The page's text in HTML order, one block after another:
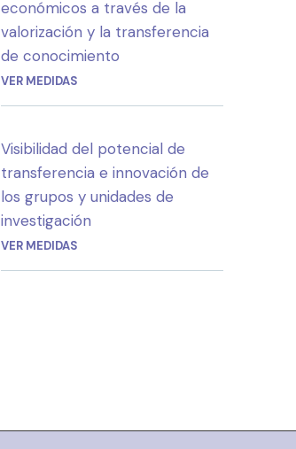
económicos a través de la
valorización y la transferencia
de conocimiento
VER MEDIDAS
Visibilidad del potencial de
transferencia e innovación de
los grupos y unidades de
investigación
VER MEDIDAS